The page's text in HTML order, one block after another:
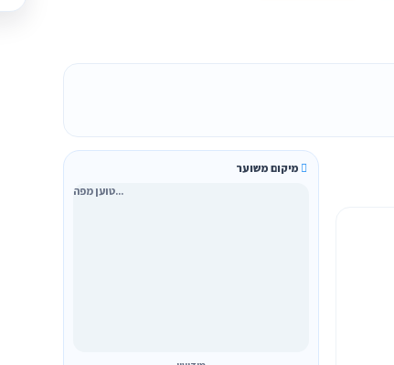
מיקום משוער
טוען מפה...